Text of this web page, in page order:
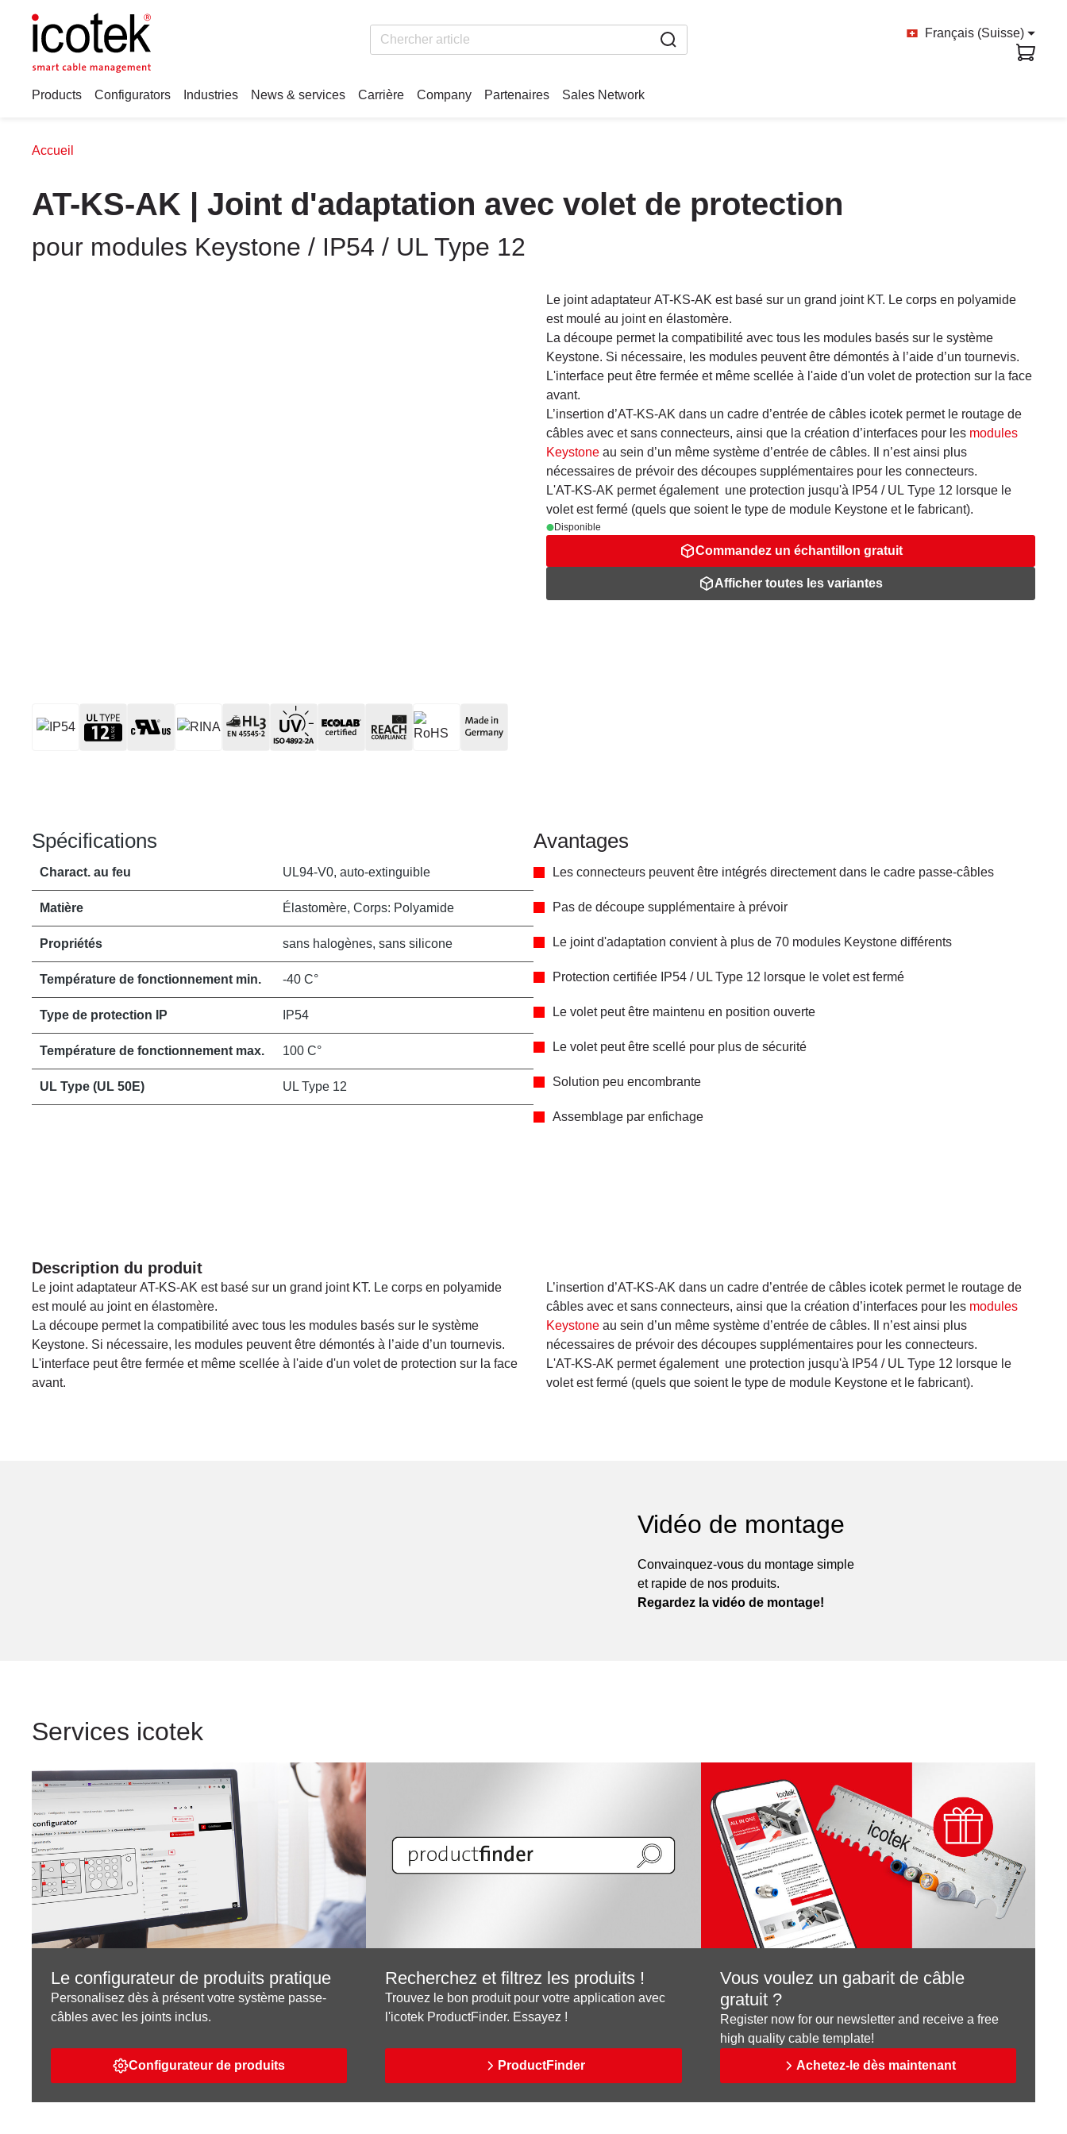
Français (Suisse)
Products Configurators Industries News & services Carrière Company Partenaires Sales Network
Accueil
AT-KS-AK | Joint d'adaptation avec volet de protection
pour modules Keystone / IP54 / UL Type 12
Le joint adaptateur AT-KS-AK est basé sur un grand joint KT. Le corps en polyamide
est moulé au joint en élastomère.
La découpe permet la compatibilité avec tous les modules basés sur le système
Keystone. Si nécessaire, les modules peuvent être démontés à l’aide d’un tournevis.
L'interface peut être fermée et même scellée à l'aide d'un volet de protection sur la face
avant.
L’insertion d’AT-KS-AK dans un cadre d’entrée de câbles icotek permet le routage de
câbles avec et sans connecteurs, ainsi que la création d’interfaces pour les modules
Keystone au sein d’un même système d’entrée de câbles. Il n’est ainsi plus
nécessaires de prévoir des découpes supplémentaires pour les connecteurs.
L'AT-KS-AK permet également une protection jusqu'à IP54 / UL Type 12 lorsque le
volet est fermé (quels que soient le type de module Keystone et le fabricant).
Disponible
Commandez un échantillon gratuit
Afficher toutes les variantes
Spécifications
Charact. au feu UL94-V0, auto-extinguible
Matière Élastomère, Corps: Polyamide
Propriétés sans halogènes, sans silicone
Température de fonctionnement min. -40 C°
Type de protection IP IP54
Température de fonctionnement max. 100 C°
UL Type (UL 50E) UL Type 12
Avantages
Les connecteurs peuvent être intégrés directement dans le cadre passe-câbles
Pas de découpe supplémentaire à prévoir
Le joint d'adaptation convient à plus de 70 modules Keystone différents
Protection certifiée IP54 / UL Type 12 lorsque le volet est fermé
Le volet peut être maintenu en position ouverte
Le volet peut être scellé pour plus de sécurité
Solution peu encombrante
Assemblage par enfichage
Description du produit
Le joint adaptateur AT-KS-AK est basé sur un grand joint KT. Le corps en polyamide
est moulé au joint en élastomère.
La découpe permet la compatibilité avec tous les modules basés sur le système
Keystone. Si nécessaire, les modules peuvent être démontés à l’aide d’un tournevis.
L'interface peut être fermée et même scellée à l'aide d'un volet de protection sur la face
avant.
L’insertion d’AT-KS-AK dans un cadre d’entrée de câbles icotek permet le routage de
câbles avec et sans connecteurs, ainsi que la création d’interfaces pour les modules
Keystone au sein d’un même système d’entrée de câbles. Il n’est ainsi plus
nécessaires de prévoir des découpes supplémentaires pour les connecteurs.
L'AT-KS-AK permet également une protection jusqu'à IP54 / UL Type 12 lorsque le
volet est fermé (quels que soient le type de module Keystone et le fabricant).
Vidéo de montage
Convainquez-vous du montage simple
et rapide de nos produits.
Regardez la vidéo de montage!
Services icotek
Le configurateur de produits pratique
Personalisez dès à présent votre système passe-
câbles avec les joints inclus.
Configurateur de produits
Recherchez et filtrez les produits !
Trouvez le bon produit pour votre application avec
l'icotek ProductFinder. Essayez !
ProductFinder
Vous voulez un gabarit de câble
gratuit ?
Register now for our newsletter and receive a free
high quality cable template!
Achetez-le dès maintenant